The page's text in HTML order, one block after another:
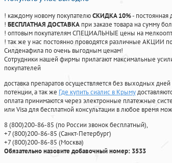
! каждому новому покупателюСКИДКА 10%- постоянная
! БЕСПЛАТНАЯ ДОСТАВКА при заказе товара на сумму
! оптовым покупателям СПЕЦИАЛЬНЫЕ цены на
! так же у нас постоянно проводятся различные АКЦИИ
Силденафила по очень выгодным ценам!
Cотрудники нашей фирмы прилагают максимальные
покупателей
доставка препаратов осуществляется без выходных
потенции, а так же Где купить сиалис в Крыму
оплата принимаются через электронные платежные
или Visa для бесплатной консультации в любое время
8(800)200-86-85 (по России звонок бесплатный),
+7(800)200-86-85 (Санкт-Петербург)
+7(800)200-86-85 (Москва)
Обязательно назовите добавочный номер: 3533